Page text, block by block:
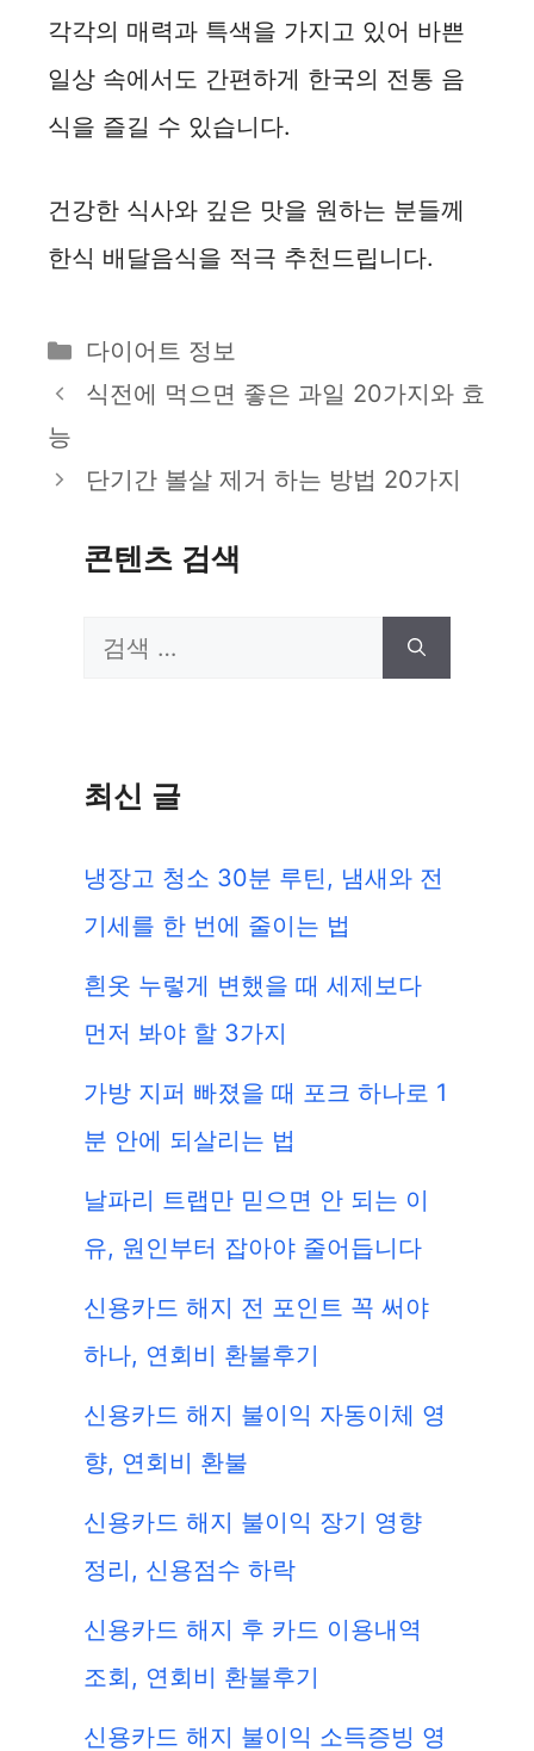
각각의 매력과 특색을 가지고 있어 바쁜
일상 속에서도 간편하게 한국의 전통 음
식을 즐길 수 있습니다.
건강한 식사와 깊은 맛을 원하는 분들께
한식 배달음식을 적극 추천드립니다.
카
테
다이어트 정보
식전에 먹으면 좋은 과일 20가지와 효
능
단기간 볼살 제거 하는 방법 20가지
콘텐츠 검색
검
최신 글
냉장고 청소 30분 루틴, 냄새와 전
기세를 한 번에 줄이는 법
흰옷 누렇게 변했을 때 세제보다
먼저 봐야 할 3가지
가방 지퍼 빠졌을 때 포크 하나로 1
분 안에 되살리는 법
날파리 트랩만 믿으면 안 되는 이
유, 원인부터 잡아야 줄어듭니다
신용카드 해지 전 포인트 꼭 써야
하나, 연회비 환불후기
신용카드 해지 불이익 자동이체 영
향, 연회비 환불
신용카드 해지 불이익 장기 영향
정리, 신용점수 하락
신용카드 해지 후 카드 이용내역
조회, 연회비 환불후기
신용카드 해지 불이익 소득증빙 영